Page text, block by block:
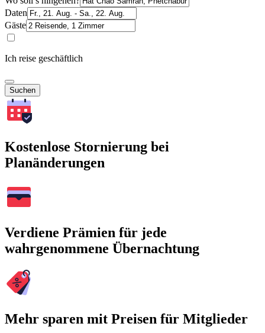
Daten
Gäste
Ich reise geschäftlich
Suchen
Kostenlose Stornierung bei
Planänderungen
Verdiene Prämien für jede
wahrgenommene Übernachtung
Mehr sparen mit Preisen für Mitglieder